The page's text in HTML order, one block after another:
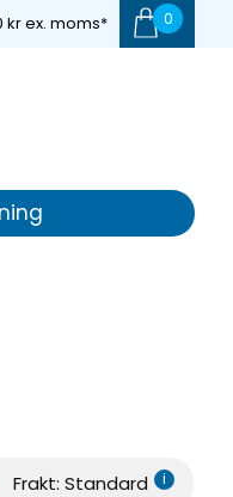
0
kr ex. moms*
Frakt: Standard i